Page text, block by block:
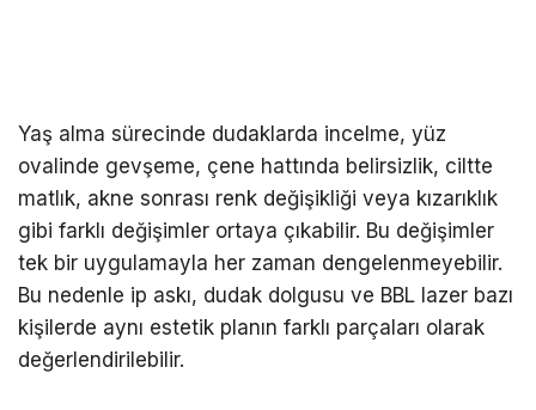
Yaş alma sürecinde dudaklarda incelme, yüz
ovalinde gevşeme, çene hattında belirsizlik, ciltte
matlık, akne sonrası renk değişikliği veya kızarıklık
gibi farklı değişimler ortaya çıkabilir. Bu değişimler
tek bir uygulamayla her zaman dengelenmeyebilir.
Bu nedenle ip askı, dudak dolgusu ve BBL lazer bazı
kişilerde aynı estetik planın farklı parçaları olarak
değerlendirilebilir.